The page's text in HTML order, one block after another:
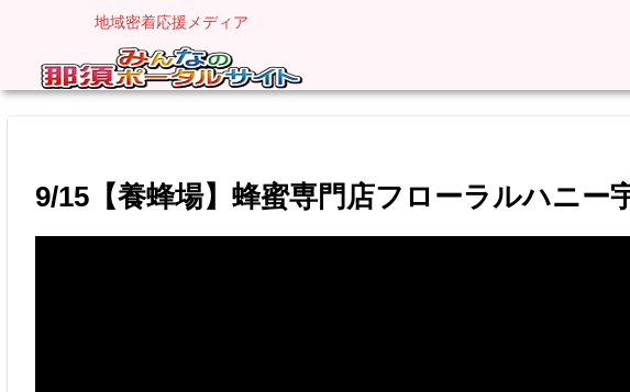
地域密着応援メディア
9/15【養蜂場】蜂蜜専門店フローラルハニー